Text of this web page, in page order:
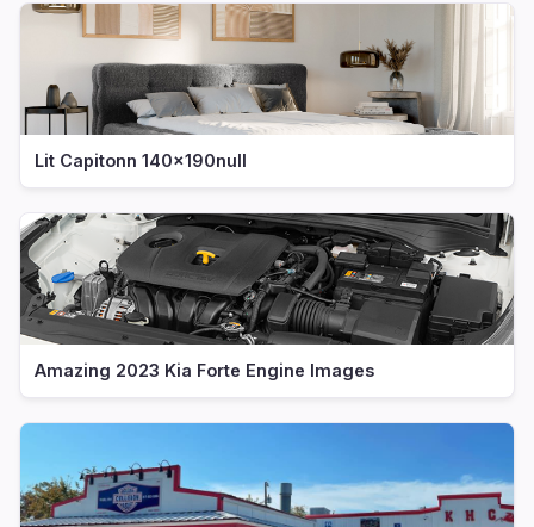
Lit Capitonn 140x190null
Amazing 2023 Kia Forte Engine Images